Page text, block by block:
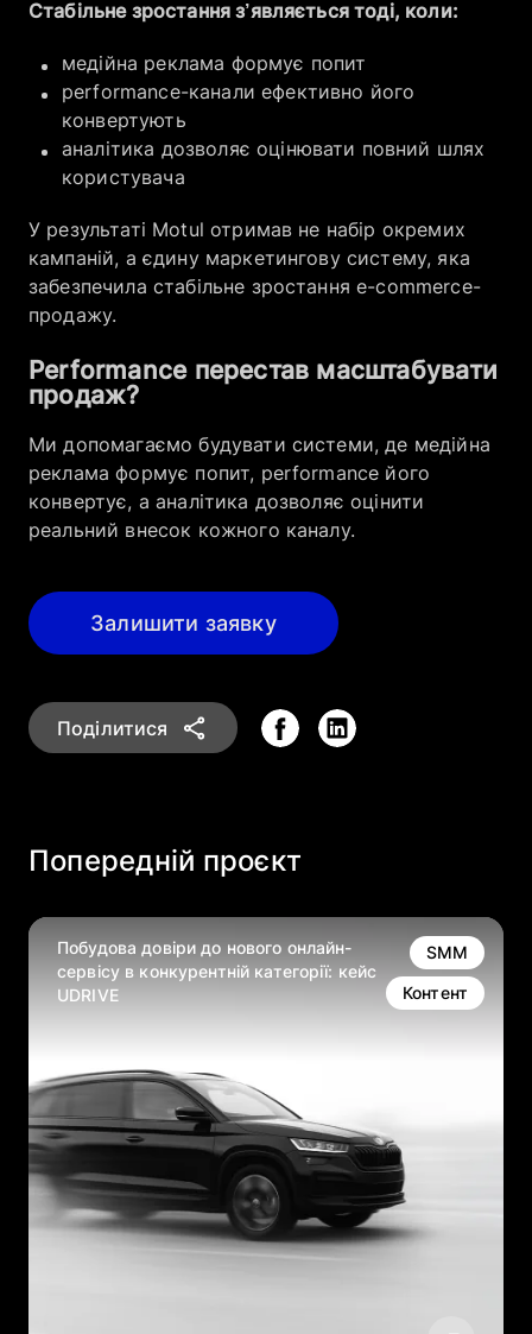
Стабільне зростання з’являється тоді, коли:
медійна реклама формує попит
performance-канали ефективно його
конвертують
аналітика дозволяє оцінювати повний шлях
користувача
У результаті Motul отримав не набір окремих
кампаній, а єдину маркетингову систему, яка
забезпечила стабільне зростання e-commerce-
продажу.
Performance перестав масштабувати
продаж?
Ми допомагаємо будувати системи, де медійна
реклама формує попит, performance його
конвертує, а аналітика дозволяє оцінити
реальний внесок кожного каналу.
Залишити заявку
Поділитися
Попередній проєкт
Побудова довіри до нового онлайн-
сервісу в конкурентній категорії: кейс
UDRIVE
SMM
Контент